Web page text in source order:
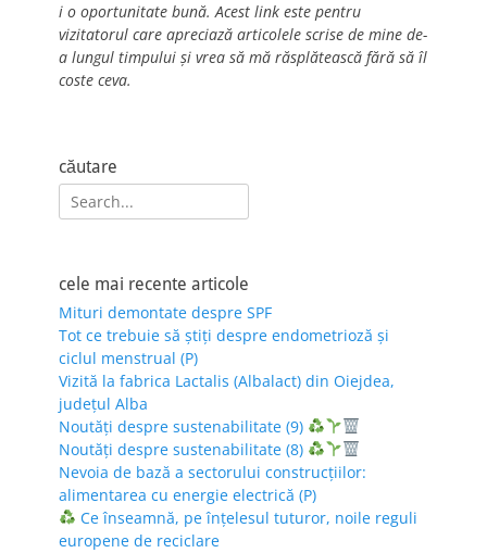
i o oportunitate bună. Acest link este pentru
vizitatorul care apreciază articolele scrise de mine de-
a lungul timpului și vrea să mă răsplătească fără să îl
coste ceva.
căutare
Search
for:
cele mai recente articole
Mituri demontate despre SPF
Tot ce trebuie să știți despre endometrioză și
ciclul menstrual (P)
Vizită la fabrica Lactalis (Albalact) din Oiejdea,
județul Alba
Noutăți despre sustenabilitate (9)
Noutăți despre sustenabilitate (8)
Nevoia de bază a sectorului construcțiilor:
alimentarea cu energie electrică (P)
Ce înseamnă, pe înțelesul tuturor, noile reguli
europene de reciclare